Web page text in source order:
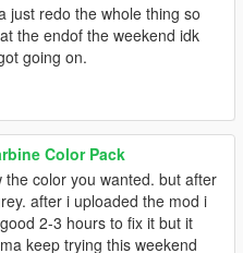
just redo the whole thing so
the endof the weekend idk
going on.
Color Pack
the color you wanted. but after
after i uploaded the mod i
2-3 hours to fix it but it
keep trying this weekend